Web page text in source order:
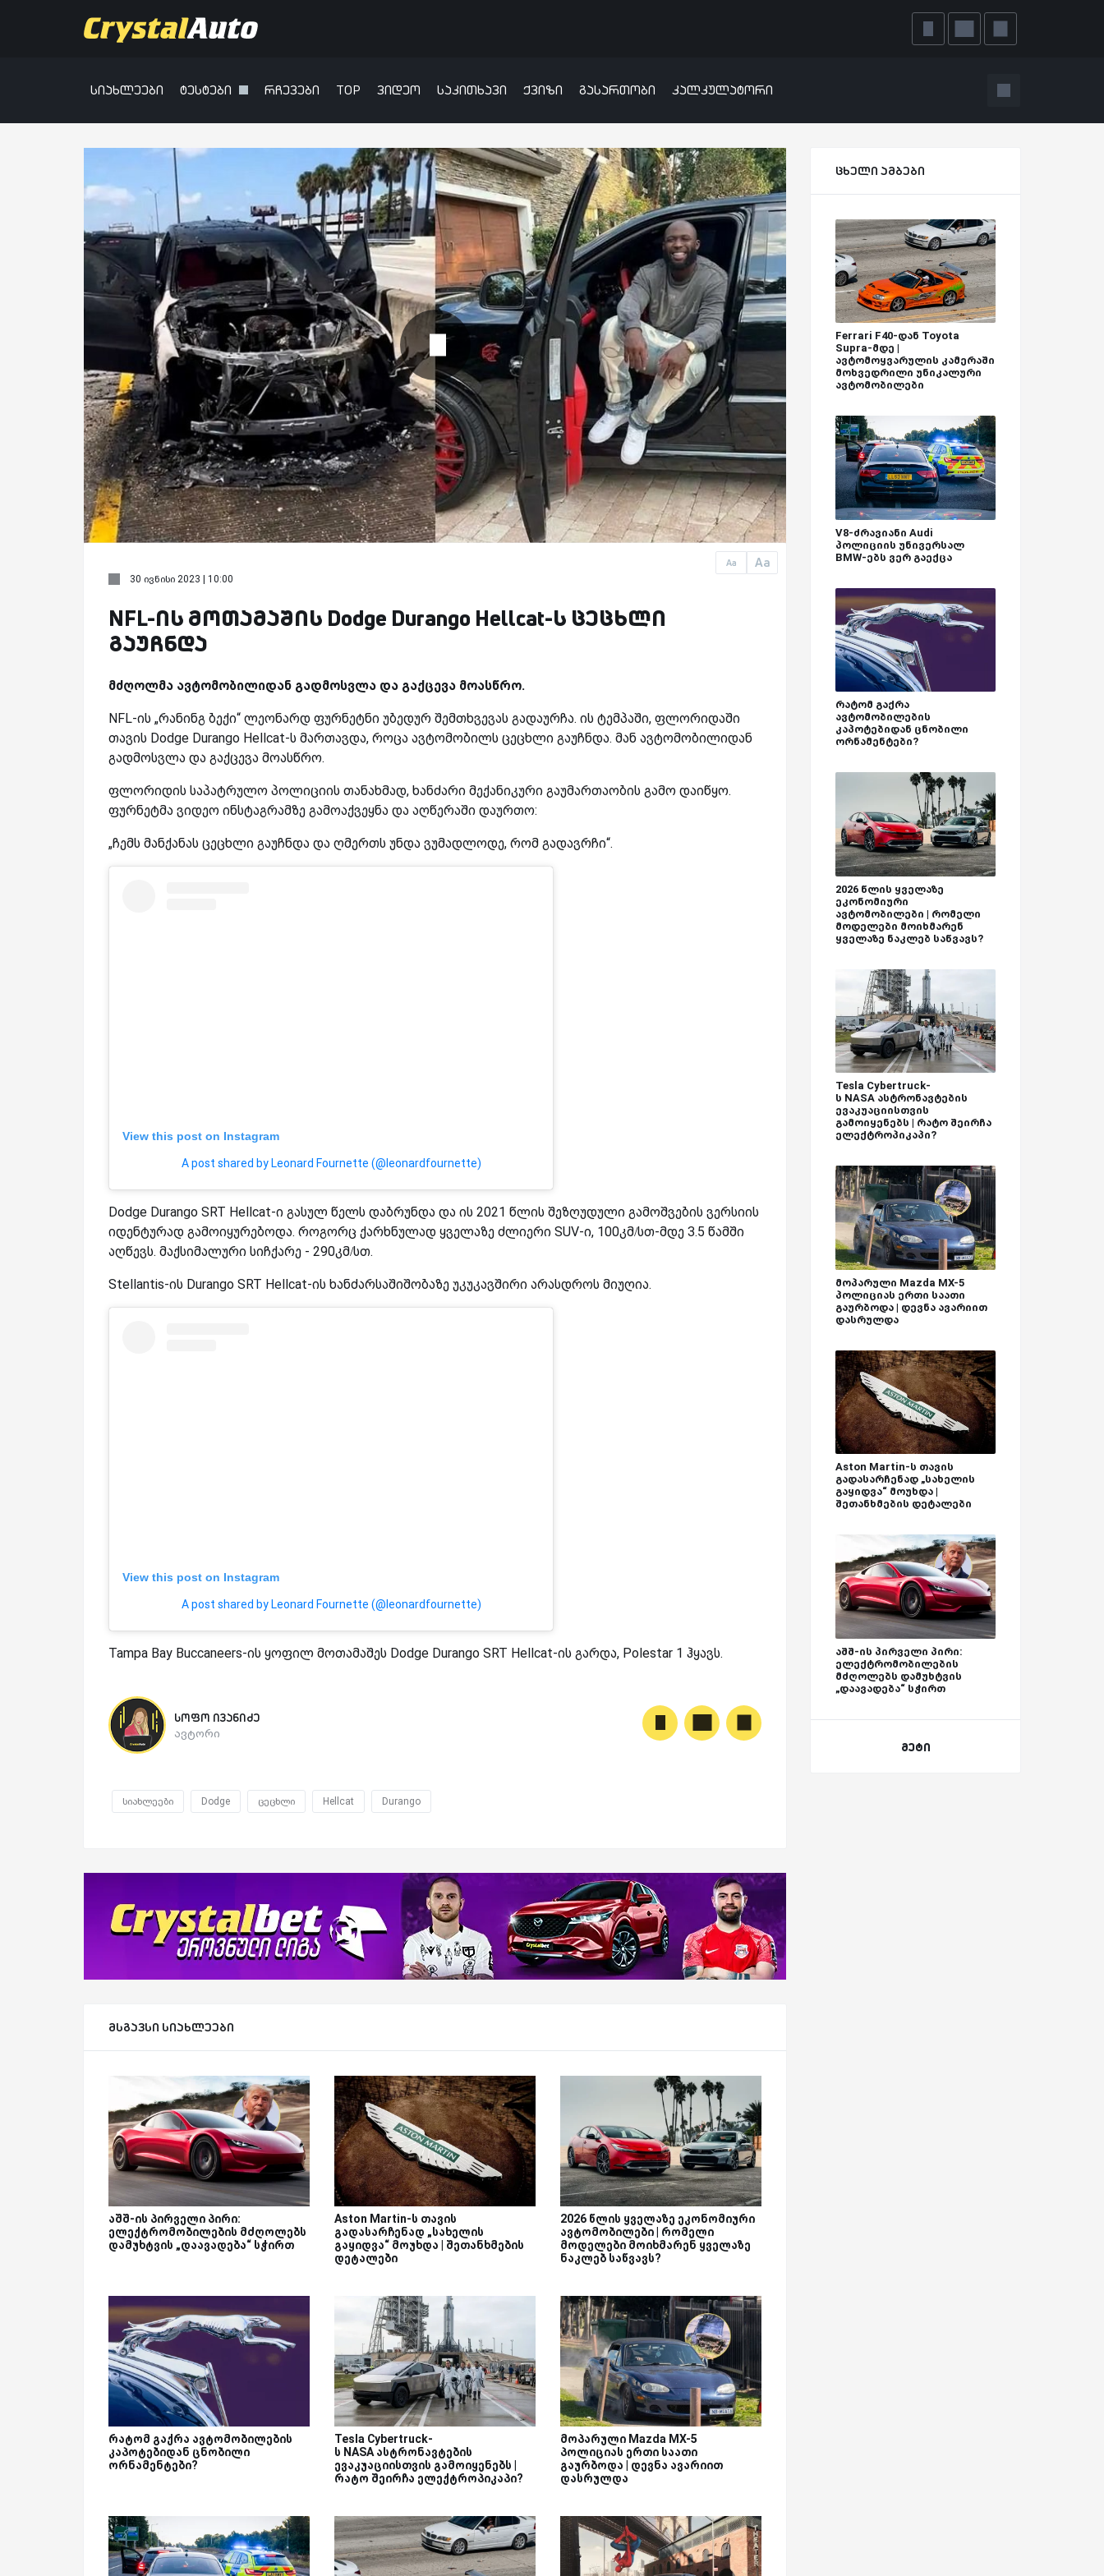
სიახლეები ტესტები რჩევები TOP ვიდეო საკითხავი ქვიზი გასართობი კალკულატორი
Aa Aa
30 ივნისი 2023 | 10:00
NFL-ის მოთამაშის Dodge Durango Hellcat-ს ცეცხლი
გაუჩნდა
მძღოლმა ავტომობილიდან გადმოსვლა და გაქცევა მოასწრო.
NFL-ის „რანინგ ბექი“ ლეონარდ ფურნეტნი უბედურ შემთხვევას გადაურჩა. ის ტემპაში, ფლორიდაში
თავის Dodge Durango Hellcat-ს მართავდა, როცა ავტომობილს ცეცხლი გაუჩნდა. მან ავტომობილიდან
გადმოსვლა და გაქცევა მოასწრო.
ფლორიდის საპატრულო პოლიციის თანახმად, ხანძარი მექანიკური გაუმართაობის გამო დაიწყო.
ფურნეტმა ვიდეო ინსტაგრამზე გამოაქვეყნა და აღწერაში დაურთო:
„ჩემს მანქანას ცეცხლი გაუჩნდა და ღმერთს უნდა ვუმადლოდე, რომ გადავრჩი“.
View this post on Instagram
A post shared by Leonard Fournette (@leonardfournette)
Dodge Durango SRT Hellcat-ი გასულ წელს დაბრუნდა და ის 2021 წლის შეზღუდული გამოშვების ვერსიის
იდენტურად გამოიყურებოდა. როგორც ქარხნულად ყველაზე ძლიერი SUV-ი, 100კმ/სთ-მდე 3.5 წამში
აღწევს. მაქსიმალური სიჩქარე - 290კმ/სთ.
Stellantis-ის Durango SRT Hellcat-ის ხანძარსაშიშობაზე უკუკავშირი არასდროს მიუღია.
View this post on Instagram
A post shared by Leonard Fournette (@leonardfournette)
Tampa Bay Buccaneers-ის ყოფილ მოთამაშეს Dodge Durango SRT Hellcat-ის გარდა, Polestar 1 ჰყავს.
სოფო ივანიძე
ავტორი
სიახლეები Dodge ცეცხლი Hellcat Durango
მსგავსი სიახლეები
აშშ-ის პირველი პირი:
ელექტრომობილების მძღოლებს
დამუხტვის „დაავადება“ სჭირთ
Aston Martin-ს თავის
გადასარჩენად „სახელის
გაყიდვა“ მოუხდა | შეთანხმების
დეტალები
2026 წლის ყველაზე ეკონომიური
ავტომობილები | რომელი
მოდელები მოიხმარენ ყველაზე
ნაკლებ საწვავს?
რატომ გაქრა ავტომობილების
კაპოტებიდან ცნობილი
ორნამენტები?
Tesla Cybertruck-
ს NASA ასტრონავტების
ევაკუაციისთვის გამოიყენებს |
რატო შეირჩა ელექტროპიკაპი?
მოპარული Mazda MX-5
პოლიციას ერთი საათი
გაურბოდა | დევნა ავარიით
დასრულდა
ცხელი ამბები
Ferrari F40-დან Toyota
Supra-მდე |
ავტომოყვარულის კამერაში
მოხვედრილი უნიკალური
ავტომობილები
V8-ძრავიანი Audi
პოლიციის უნივერსალ
BMW-ებს ვერ გაექცა
რატომ გაქრა
ავტომობილების
კაპოტებიდან ცნობილი
ორნამენტები?
2026 წლის ყველაზე
ეკონომიური
ავტომობილები | რომელი
მოდელები მოიხმარენ
ყველაზე ნაკლებ საწვავს?
Tesla Cybertruck-
ს NASA ასტრონავტების
ევაკუაციისთვის
გამოიყენებს | რატო შეირჩა
ელექტროპიკაპი?
მოპარული Mazda MX-5
პოლიციას ერთი საათი
გაურბოდა | დევნა ავარიით
დასრულდა
Aston Martin-ს თავის
გადასარჩენად „სახელის
გაყიდვა“ მოუხდა |
შეთანხმების დეტალები
აშშ-ის პირველი პირი:
ელექტრომობილების
მძღოლებს დამუხტვის
„დაავადება“ სჭირთ
მეტი